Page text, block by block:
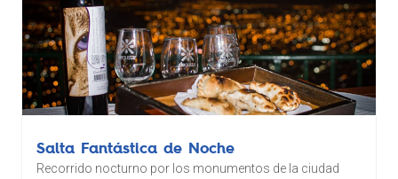
Salta Fantástica de Noche
Recorrido nocturno por los monumentos de la ciudad